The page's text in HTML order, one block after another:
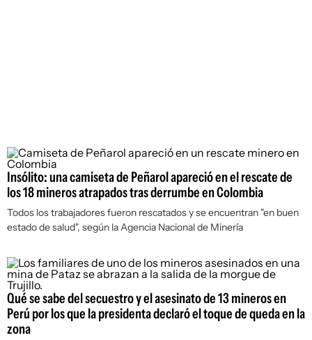
Insólito: una camiseta de Peñarol apareció en el rescate de
los 18 mineros atrapados tras derrumbe en Colombia
Todos los trabajadores fueron rescatados y se encuentran "en buen
estado de salud", según la Agencia Nacional de Minería
Qué se sabe del secuestro y el asesinato de 13 mineros en
Perú por los que la presidenta declaró el toque de queda en la
zona